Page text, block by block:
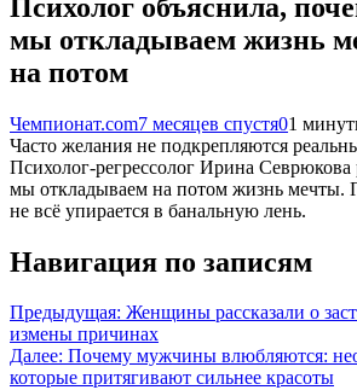
Психолог объяснила,
мы откладываем жизнь
на потом
Чемпионат.com7 месяцев спустя01
Часто желания не подкрепляются
Психолог-регрессолог Ирина Севрюкова
мы откладываем на потом жизнь мечты.
не всё упирается в банальную лень.
Навигация по записям
Предыдущая: Женщины рассказали о
измены причинах
Далее: Почему мужчины влюбляются:
которые притягивают сильнее красоты